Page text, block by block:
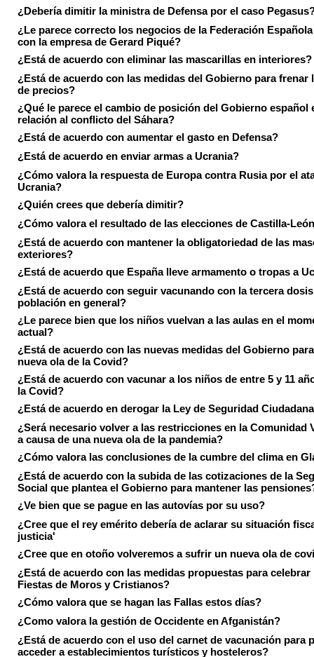
¿Debería dimitir la ministra de Defensa por el caso
¿Le parece correcto los negocios de la Federación
con la empresa de Gerard Piqué?
¿Está de acuerdo con eliminar las mascarillas en interiores?
¿Está de acuerdo con las medidas del Gobierno para frenar
de precios?
¿Qué le parece el cambio de posición del Gobierno español
relación al conflicto del Sáhara?
¿Está de acuerdo con aumentar el gasto en Defensa?
¿Está de acuerdo en enviar armas a Ucrania?
¿Cómo valora la respuesta de Europa contra Rusia por el
Ucrania?
¿Quién crees que debería dimitir?
¿Cómo valora el resultado de las elecciones de Castilla-
¿Está de acuerdo con mantener la obligatoriedad de las
exteriores?
¿Está de acuerdo que España lleve armamento o tropas a
¿Está de acuerdo con seguir vacunando con la tercera
población en general?
¿Le parece bien que los niños vuelvan a las aulas en el
actual?
¿Está de acuerdo con las nuevas medidas del Gobierno
nueva ola de la Covid?
¿Está de acuerdo con vacunar a los niños de entre 5 y 11
la Covid?
¿Está de acuerdo en derogar la Ley de Seguridad
¿Será necesario volver a las restricciones en la Comunidad
a causa de una nueva ola de la pandemia?
¿Cómo valora las conclusiones de la cumbre del clima en
¿Está de acuerdo con la subida de las cotizaciones de la
Social que plantea el Gobierno para mantener las
¿Ve bien que se pague en las autovías por su uso?
¿Cree que el rey emérito debería de aclarar su situación
justicia'
¿Cree que en otoño volveremos a sufrir un nueva ola de
¿Está de acuerdo con las medidas propuestas para celebrar
Fiestas de Moros y Cristianos?
¿Cómo valora que se hagan las Fallas estos días?
¿Como valora la gestión de Occidente en Afganistán?
¿Está de acuerdo con el uso del carnet de vacunación para
acceder a establecimientos turísticos y hosteleros?